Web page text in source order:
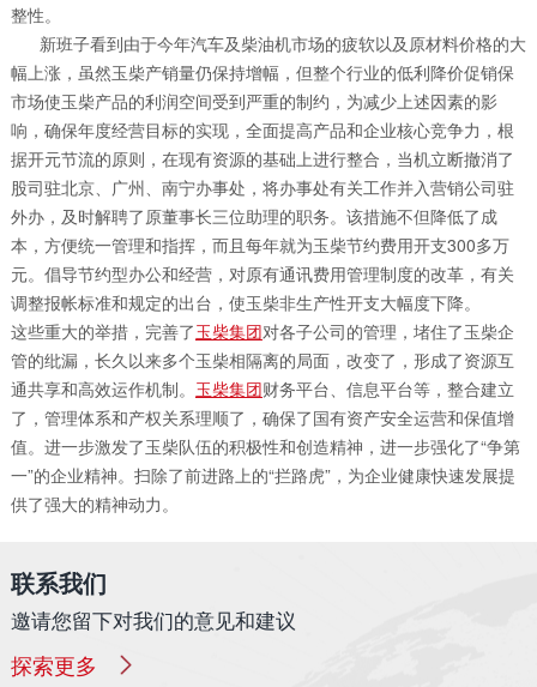
整性。
新班子看到由于今年汽车及柴油机市场的疲软以及原材料价格的大
幅上涨，虽然玉柴产销量仍保持增幅，但整个行业的低利降价促销保
市场使玉柴产品的利润空间受到严重的制约，为减少上述因素的影
响，确保年度经营目标的实现，全面提高产品和企业核心竞争力，根
据开元节流的原则，在现有资源的基础上进行整合，当机立断撤消了
股司驻北京、广州、南宁办事处，将办事处有关工作并入营销公司驻
外办，及时解聘了原董事长三位助理的职务。该措施不但降低了成
本，方便统一管理和指挥，而且每年就为玉柴节约费用开支300多万
元。倡导节约型办公和经营，对原有通讯费用管理制度的改革，有关
调整报帐标准和规定的出台，使玉柴非生产性开支大幅度下降。
这些重大的举措，完善了玉柴集团对各子公司的管理，堵住了玉柴企
管的纰漏，长久以来多个玉柴相隔离的局面，改变了，形成了资源互
通共享和高效运作机制。 玉柴集团财务平台、信息平台等，整合建立
了，管理体系和产权关系理顺了，确保了国有资产安全运营和保值增
值。进一步激发了玉柴队伍的积极性和创造精神，进一步强化了“争第
一”的企业精神。扫除了前进路上的“拦路虎”，为企业健康快速发展提
供了强大的精神动力。
联系我们
邀请您留下对我们的意见和建议
探索更多